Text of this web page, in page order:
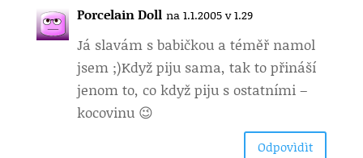
Porcelain Doll na 1.1.2005 v 1.29
Já slavám s babičkou a téměř namol
jsem ;)Když piju sama, tak to přináší
jenom to, co když piju s ostatními –
kocovinu 😉
Odpovìdìt